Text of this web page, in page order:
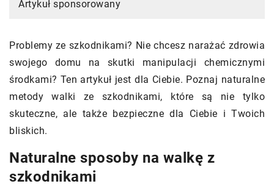
Artykuł sponsorowany
Problemy ze szkodnikami? Nie chcesz narażać zdrowia
swojego domu na skutki manipulacji chemicznymi
środkami? Ten artykuł jest dla Ciebie. Poznaj naturalne
metody walki ze szkodnikami, które są nie tylko
skuteczne, ale także bezpieczne dla Ciebie i Twoich
bliskich.
Naturalne sposoby na walkę z
szkodnikami